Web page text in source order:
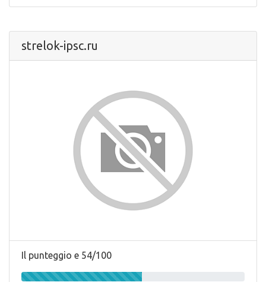
strelok-ipsc.ru
Il punteggio e 54/100